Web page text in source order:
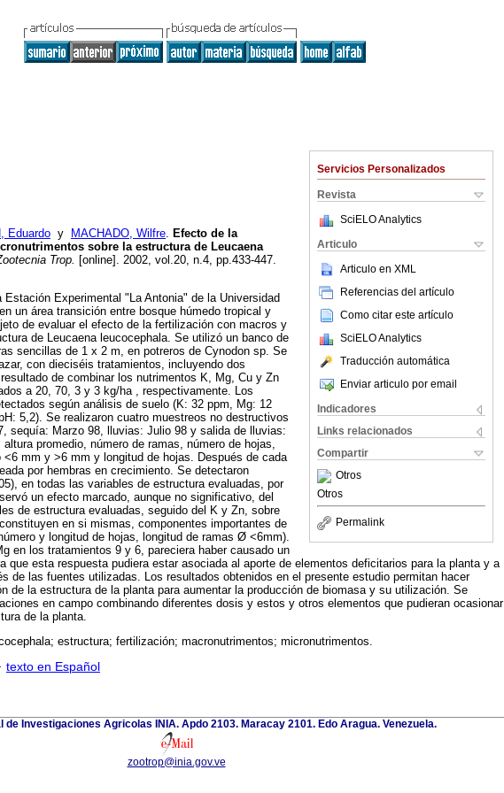
Servicios Personalizados
Revista
SciELO Analytics
Articulo
Articulo en XML
Referencias del artículo
Como citar este artículo
SciELO Analytics
Traducción automática
Enviar articulo por email
Indicadores
Links relacionados
Compartir
Otros
Otros
Permalink
Eduardo y MACHADO, Wilfre. Efecto de la
sobre la estructura de Leucaena
Trop. [online]. 2002, vol.20, n.4, pp.433-447.
Experimental "La Antonia" de la Universidad
un área transición entre bosque húmedo tropical y
de evaluar el efecto de la fertilización con macros y
de Leucaena leucocephala. Se utilizó un banco de
sencillas de 1 x 2 m, en potreros de Cynodon sp. Se
con dieciséis tratamientos, incluyendo dos
de combinar los nutrimentos K, Mg, Cu y Zn
a 20, 70, 3 y 3 kg/ha , respectivamente. Los
según análisis de suelo (K: 32 ppm, Mg: 12
5,2). Se realizaron cuatro muestreos no destructivos
sequía: Marzo 98, lluvias: Julio 98 y salida de lluvias:
promedio, número de ramas, número de hojas,
<6 mm y >6 mm y longitud de hojas. Después de cada
por hembras en crecimiento. Se detectaron
en todas las variables de estructura evaluadas, por
un efecto marcado, aunque no significativo, del
de estructura evaluadas, seguido del K y Zn, sobre
en si mismas, componentes importantes de
y longitud de hojas, longitud de ramas Ø <6mm).
en los tratamientos 9 y 6, pareciera haber causado un
que esta respuesta pudiera estar asociada al aporte de elementos deficitarios para la planta y a
de las fuentes utilizadas. Los resultados obtenidos en el presente estudio permitan hacer
de la estructura de la planta para aumentar la producción de biomasa y su utilización. Se
en campo combinando diferentes dosis y estos y otros elementos que pudieran ocasionar
de la planta.
estructura; fertilización; macronutrimentos; micronutrimentos.
· texto en Español
de Investigaciones Agricolas INIA. Apdo 2103. Maracay 2101. Edo Aragua. Venezuela.
zootrop@inia.gov.ve